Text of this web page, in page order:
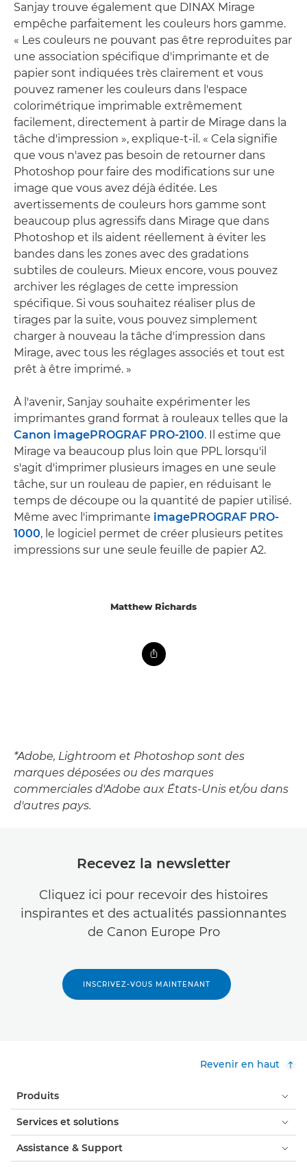
Sanjay trouve également que DINAX Mirage
empêche parfaitement les couleurs hors gamme.
« Les couleurs ne pouvant pas être reproduites par
une association spécifique d'imprimante et de
papier sont indiquées très clairement et vous
pouvez ramener les couleurs dans l'espace
colorimétrique imprimable extrêmement
facilement, directement à partir de Mirage dans la
tâche d'impression », explique-t-il. « Cela signifie
que vous n'avez pas besoin de retourner dans
Photoshop pour faire des modifications sur une
image que vous avez déjà éditée. Les
avertissements de couleurs hors gamme sont
beaucoup plus agressifs dans Mirage que dans
Photoshop et ils aident réellement à éviter les
bandes dans les zones avec des gradations
subtiles de couleurs. Mieux encore, vous pouvez
archiver les réglages de cette impression
spécifique. Si vous souhaitez réaliser plus de
tirages par la suite, vous pouvez simplement
charger à nouveau la tâche d'impression dans
Mirage, avec tous les réglages associés et tout est
prêt à être imprimé. »
À l'avenir, Sanjay souhaite expérimenter les
imprimantes grand format à rouleaux telles que la
Canon imagePROGRAF PRO-2100. Il estime que
Mirage va beaucoup plus loin que PPL lorsqu'il
s'agit d'imprimer plusieurs images en une seule
tâche, sur un rouleau de papier, en réduisant le
temps de découpe ou la quantité de papier utilisé.
Même avec l'imprimante imagePROGRAF PRO-
1000, le logiciel permet de créer plusieurs petites
impressions sur une seule feuille de papier A2.
Matthew Richards
*Adobe, Lightroom et Photoshop sont des
marques déposées ou des marques
commerciales d'Adobe aux États-Unis et/ou dans
d'autres pays.
Recevez la newsletter
Cliquez ici pour recevoir des histoires
inspirantes et des actualités passionnantes
de Canon Europe Pro
INSCRIVEZ-VOUS MAINTENANT
Revenir en haut
Produits
Services et solutions
Assistance & Support